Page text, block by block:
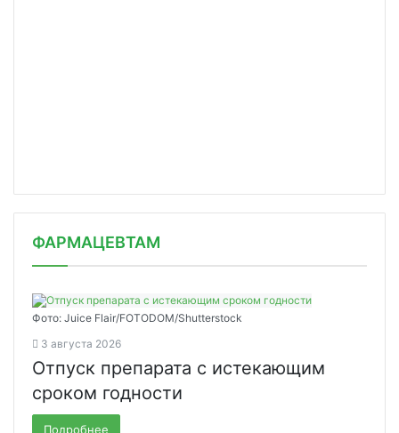
ФАРМАЦЕВТАМ
Фото: Juice Flair/FOTODOM/Shutterstoсk
3 августа 2026
Отпуск препарата с истекающим
сроком годности
Подробнее